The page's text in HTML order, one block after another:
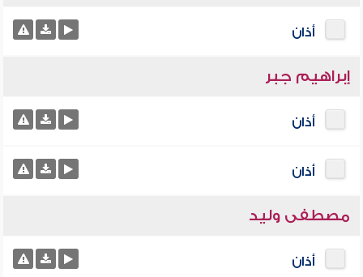
أذان
إبراهيم جبر
أذان
أذان
مصطفى وليد
أذان